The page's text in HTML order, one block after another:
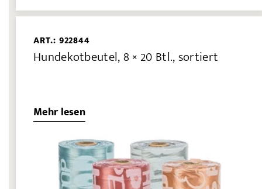
ART.: 922844
Hundekotbeutel, 8 × 20 Btl., sortiert
Mehr lesen